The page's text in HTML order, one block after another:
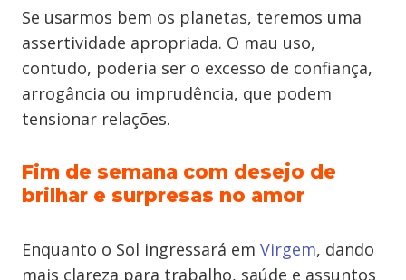
Se usarmos bem os planetas, teremos uma
assertividade apropriada. O mau uso,
contudo, poderia ser o excesso de confiança,
arrogância ou imprudência, que podem
tensionar relações.
Fim de semana com desejo de
brilhar e surpresas no amor
Enquanto o Sol ingressará em Virgem, dando
mais clareza para trabalho, saúde e assuntos